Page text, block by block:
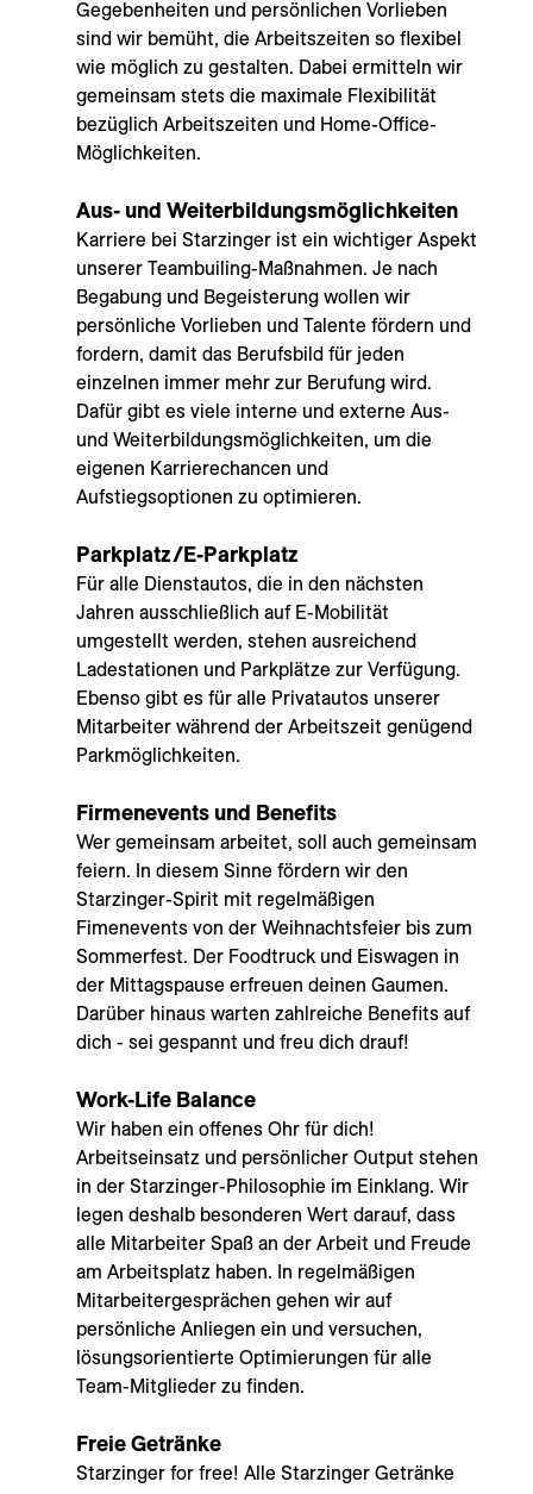
--
Gegebenheiten und persönlichen Vorlieben
sind wir bemüht, die Arbeitszeiten so flexibel
wie möglich zu gestalten. Dabei ermitteln wir
gemeinsam stets die maximale Flexibilität
bezüglich Arbeitszeiten und Home-Office-
Möglichkeiten.
Aus- und Weiterbildungsmöglichkeiten
Karriere bei Starzinger ist ein wichtiger Aspekt
unserer Teambuiling-Maßnahmen. Je nach
Begabung und Begeisterung wollen wir
persönliche Vorlieben und Talente fördern und
fordern, damit das Berufsbild für jeden
einzelnen immer mehr zur Berufung wird.
Dafür gibt es viele interne und externe Aus-
und Weiterbildungsmöglichkeiten, um die
eigenen Karrierechancen und
Aufstiegsoptionen zu optimieren.
Parkplatz/E-Parkplatz
Für alle Dienstautos, die in den nächsten
Jahren ausschließlich auf E-Mobilität
umgestellt werden, stehen ausreichend
Ladestationen und Parkplätze zur Verfügung.
Ebenso gibt es für alle Privatautos unserer
Mitarbeiter während der Arbeitszeit genügend
Parkmöglichkeiten.
Firmenevents und Benefits
Wer gemeinsam arbeitet, soll auch gemeinsam
feiern. In diesem Sinne fördern wir den
Starzinger-Spirit mit regelmäßigen
Fimenevents von der Weihnachtsfeier bis zum
Sommerfest. Der Foodtruck und Eiswagen in
der Mittagspause erfreuen deinen Gaumen.
Darüber hinaus warten zahlreiche Benefits auf
dich - sei gespannt und freu dich drauf!
Work-Life Balance
Wir haben ein offenes Ohr für dich!
Arbeitseinsatz und persönlicher Output stehen
in der Starzinger-Philosophie im Einklang. Wir
legen deshalb besonderen Wert darauf, dass
alle Mitarbeiter Spaß an der Arbeit und Freude
am Arbeitsplatz haben. In regelmäßigen
Mitarbeitergesprächen gehen wir auf
persönliche Anliegen ein und versuchen,
lösungsorientierte Optimierungen für alle
Team-Mitglieder zu finden.
Freie Getränke
Starzinger for free! Alle Starzinger Getränke